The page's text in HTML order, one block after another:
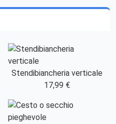
Stendibiancheria verticale
17,99 €